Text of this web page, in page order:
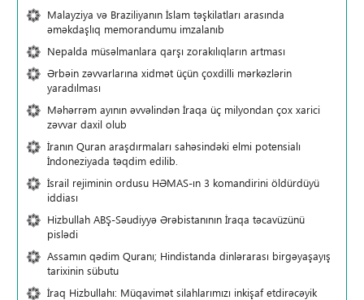
Malayziya və Braziliyanın İslam təşkilatları arasında
əməkdaşlıq memorandumu imzalanıb
Nepalda müsəlmanlara qarşı zorakılıqların artması
Ərbəin zəvvarlarına xidmət üçün çoxdilli mərkəzlərin
yaradılması
Məhərrəm ayının əvvəlindən İraqa üç milyondan çox xarici
zəvvar daxil olub
İranın Quran araşdırmaları sahəsindəki elmi potensialı
İndoneziyada təqdim edilib.
İsrail rejiminin ordusu HƏMAS-ın 3 komandirini öldürdüyü
iddiası
Hizbullah ABŞ-Səudiyyə Ərəbistanının İraqa təcavüzünü
pislədi
Assamın qədim Quranı; Hindistanda dinlərarası birgəyaşayış
tarixinin sübutu
İraq Hizbullahı: Müqavimət silahlarımızı inkişaf etdirəcəyik